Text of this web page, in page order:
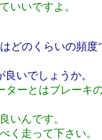
いいですよ。
どのくらいの頻
いでしょうか。
ターとはブレーキ
いんです。
走って下さい。